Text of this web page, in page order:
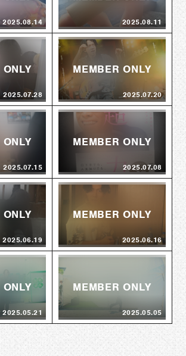
2025.08.14 2025.08.11
2025.07.28 2025.07.20
2025.07.15 2025.07.08
2025.06.19 2025.06.16
2025.05.21 2025.05.05